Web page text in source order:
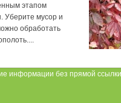
этапом
Уберите мусор и
обработать
информации без прямой